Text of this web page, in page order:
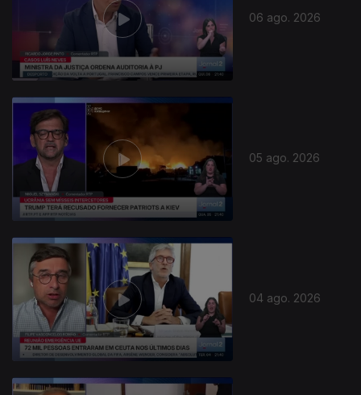
06 ago. 2026
05 ago. 2026
04 ago. 2026